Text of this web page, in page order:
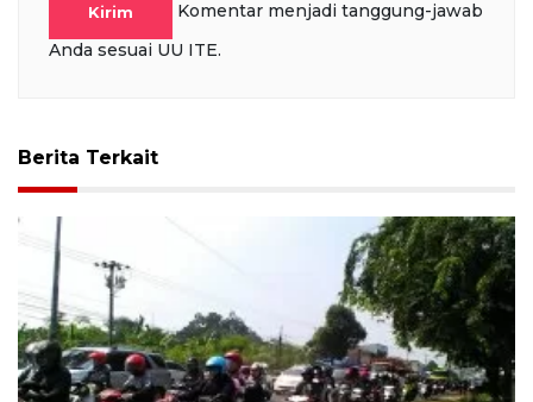
Kirim
Komentar menjadi tanggung-jawab
Anda sesuai UU ITE.
Berita Terkait